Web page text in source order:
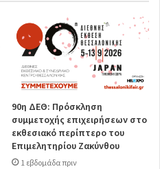
90η ΔΕΘ: Πρόσκληση
συμμετοχής επιχειρήσεων στο
εκθεσιακό περίπτερο του
Επιμελητηρίου Ζακύνθου
1 εβδομάδα πριν